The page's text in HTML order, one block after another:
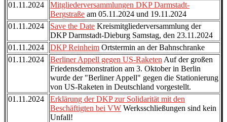
01.11.2024
Mitgliederversammlungen DKP Darmstadt-
Bergstraße am 05.11.2024 und 19.11.2024
01.11.2024
Save the Date Kreismitgliederversammlung der
DKP Darmstadt-Dieburg Samstag, den 23.11.2024
01.11.2024
DKP Reinheim Ortstermin an der Bahnschranke
01.11.2024
Berliner Appell gegen US-Raketen Auf der großen
Friedensdemonstration am 3. Oktober in Berlin
wurde der "Berliner Appell" gegen die Stationierung
von US-Raketen in Deutschland vorgestellt.
01.11.2024
Erklärung der DKP zur Solidarität mit den
Beschäftigten bei VW Werksschließungen sind kein
Unfall!